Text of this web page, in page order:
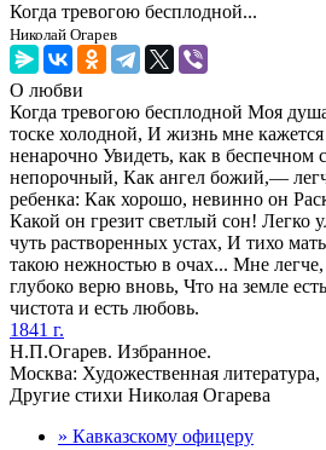
Когда тревогою бесплодной...
Николай Огарев
О любви
Когда тревогою бесплодной Моя
тоске холодной, И жизнь мне
ненарочно Увидеть, как в беспечном
непорочный, Как ангел божий,—
ребенка: Как хорошо, невинно он
Какой он грезит светлый сон! Легко
чуть растворенных устах, И тихо
такою нежностью в очах... Мне
глубоко верю вновь, Что на земле
чистота и есть любовь.
1841 г.
Н.П.Огарев. Избранное.
Москва: Художественная литература,
Другие стихи Николая Огарева
» Кавказскому офицеру